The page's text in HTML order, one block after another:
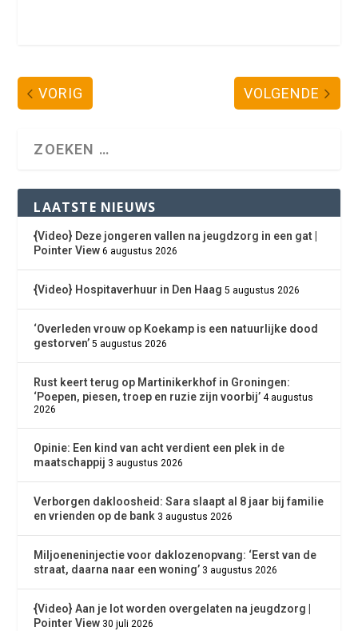
VORIG VOLGENDE
LAATSTE NIEUWS
{Video} Deze jongeren vallen na jeugdzorg in een gat |
Pointer View 6 augustus 2026
{Video} Hospitaverhuur in Den Haag 5 augustus 2026
‘Overleden vrouw op Koekamp is een natuurlijke dood
gestorven’ 5 augustus 2026
Rust keert terug op Martinikerkhof in Groningen:
‘Poepen, piesen, troep en ruzie zijn voorbij’ 4 augustus
2026
Opinie: Een kind van acht verdient een plek in de
maatschappij 3 augustus 2026
Verborgen dakloosheid: Sara slaapt al 8 jaar bij familie
en vrienden op de bank 3 augustus 2026
Miljoeneninjectie voor daklozenopvang: ‘Eerst van de
straat, daarna naar een woning’ 3 augustus 2026
{Video} Aan je lot worden overgelaten na jeugdzorg |
Pointer View 30 juli 2026